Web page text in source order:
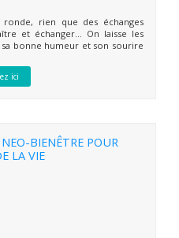
rien que des échanges
et échanger… On laisse les
bonne humeur et son sourire
ici
BIENÊTRE POUR
LA VIE